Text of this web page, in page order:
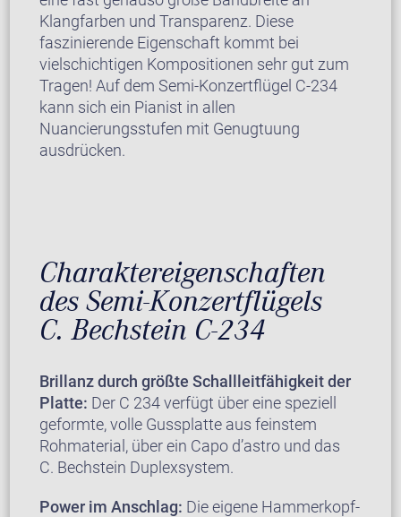
Klangfarben und Transparenz. Diese
faszinierende Eigenschaft kommt bei
vielschichtigen Kompositionen sehr gut zum
Tragen! Auf dem Semi-Konzertflügel C-234
kann sich ein Pianist in allen
Nuancierungsstufen mit Genugtuung
ausdrücken.
Charaktereigenschaften
des Semi-Konzertflügels
C. Bechstein C-234
Brillanz durch größte Schallleitfähigkeit der
Platte: Der C 234 verfügt über eine speziell
geformte, volle Gussplatte aus feinstem
Rohmaterial, über ein Capo d’astro und das
C. Bechstein Duplexsystem.
Power im Anschlag: Die eigene Hammerkopf-